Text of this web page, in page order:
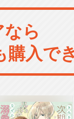
ら
購入で